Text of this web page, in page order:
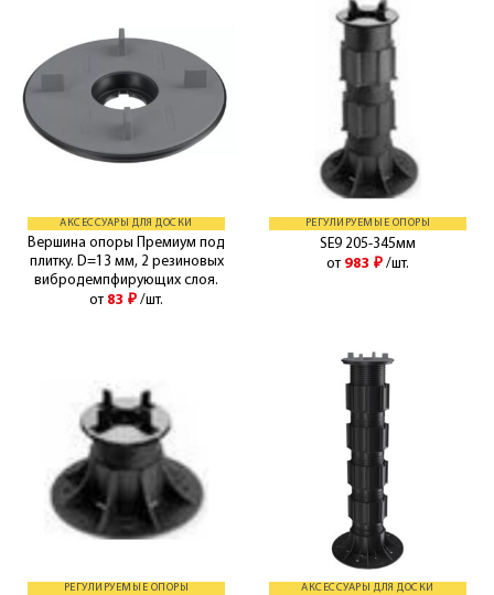
АКСЕССУАРЫ ДЛЯ ДОСКИ
Вершина опоры Премиум под
плитку. D=13 мм, 2 резиновых
вибродемпфирующих слоя.
от 83 ₽ /шт.
РЕГУЛИРУЕМЫЕ ОПОРЫ
SE9 205-345мм
от 983 ₽ /шт.
РЕГУЛИРУЕМЫЕ ОПОРЫ АКСЕССУАРЫ ДЛЯ ДОСКИ